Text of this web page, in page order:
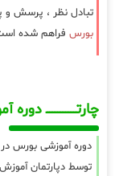
تبادل نظر ، پرسش و
بورس فراهم شده
دوره آموزشی بورس
توسط دپارتمان